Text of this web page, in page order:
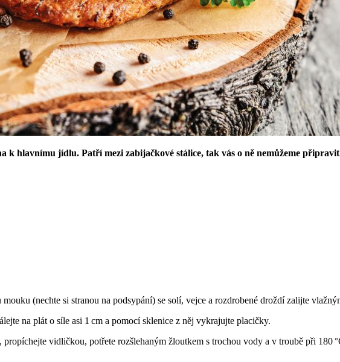
k hlavnímu jídlu. Patří mezi zabijačkové stálice, tak vás o ně nemůžeme
(nechte si stranou na podsypání) se solí, vejce a rozdrobené droždí zalijte
na plát o síle asi 1 cm a pomocí sklenice z něj vykrajujte placičky.
vidličkou, potřete rozšlehaným žloutkem s trochou vody a v troubě při 180